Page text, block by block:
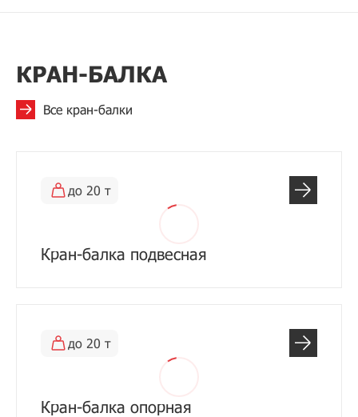
КРАН-БАЛКА
Все кран-балки
до 20 т
Кран-балка подвесная
до 20 т
Кран-балка опорная